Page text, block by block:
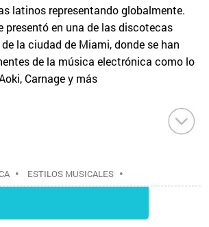
latinos representando globalmente.
presentó en una de las discotecas
la ciudad de Miami, donde se han
de la música electrónica como lo
Carnage y más
• ESTILOS MUSICALES •